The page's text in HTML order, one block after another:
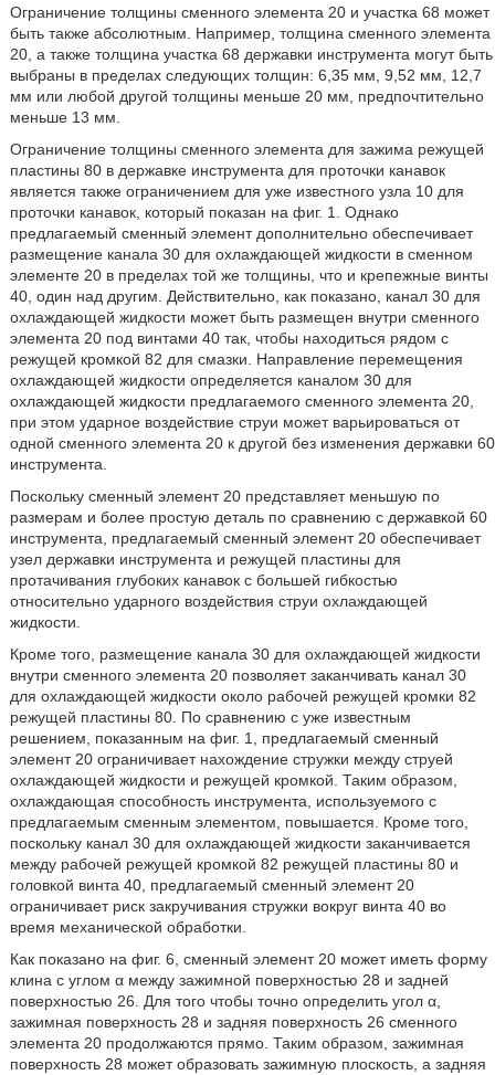
Ограничение толщины сменного элемента 20 и участка 68 может
быть также абсолютным. Например, толщина сменного элемента
20, а также толщина участка 68 державки инструмента могут быть
выбраны в пределах следующих толщин: 6,35 мм, 9,52 мм, 12,7
мм или любой другой толщины меньше 20 мм, предпочтительно
меньше 13 мм.
Ограничение толщины сменного элемента для зажима режущей
пластины 80 в державке инструмента для проточки канавок
является также ограничением для уже известного узла 10 для
проточки канавок, который показан на фиг. 1. Однако
предлагаемый сменный элемент дополнительно обеспечивает
размещение канала 30 для охлаждающей жидкости в сменном
элементе 20 в пределах той же толщины, что и крепежные винты
40, один над другим. Действительно, как показано, канал 30 для
охлаждающей жидкости может быть размещен внутри сменного
элемента 20 под винтами 40 так, чтобы находиться рядом с
режущей кромкой 82 для смазки. Направление перемещения
охлаждающей жидкости определяется каналом 30 для
охлаждающей жидкости предлагаемого сменного элемента 20,
при этом ударное воздействие струи может варьироваться от
одной сменного элемента 20 к другой без изменения державки 60
инструмента.
Поскольку сменный элемент 20 представляет меньшую по
размерам и более простую деталь по сравнению с державкой 60
инструмента, предлагаемый сменный элемент 20 обеспечивает
узел державки инструмента и режущей пластины для
протачивания глубоких канавок с большей гибкостью
относительно ударного воздействия струи охлаждающей
жидкости.
Кроме того, размещение канала 30 для охлаждающей жидкости
внутри сменного элемента 20 позволяет заканчивать канал 30
для охлаждающей жидкости около рабочей режущей кромки 82
режущей пластины 80. По сравнению с уже известным
решением, показанным на фиг. 1, предлагаемый сменный
элемент 20 ограничивает нахождение стружки между струей
охлаждающей жидкости и режущей кромкой. Таким образом,
охлаждающая способность инструмента, используемого с
предлагаемым сменным элементом, повышается. Кроме того,
поскольку канал 30 для охлаждающей жидкости заканчивается
между рабочей режущей кромкой 82 режущей пластины 80 и
головкой винта 40, предлагаемый сменный элемент 20
ограничивает риск закручивания стружки вокруг винта 40 во
время механической обработки.
Как показано на фиг. 6, сменный элемент 20 может иметь форму
клина с углом α между зажимной поверхностью 28 и задней
поверхностью 26. Для того чтобы точно определить угол α,
зажимная поверхность 28 и задняя поверхность 26 сменного
элемента 20 продолжаются прямо. Таким образом, зажимная
поверхность 28 может образовать зажимную плоскость, а задняя